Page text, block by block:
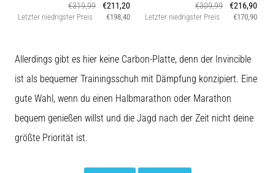
€319,99
€211,20
Letzter niedrigster Preis €198,40
€309,99
€216,90
Letzter niedrigster Preis €170,90
Allerdings gibt es hier keine Carbon-Platte, denn der Invincible
ist als bequemer Trainingsschuh mit Dämpfung konzipiert. Eine
gute Wahl, wenn du einen Halbmarathon oder Marathon
bequem genießen willst und die Jagd nach der Zeit nicht deine
größte Priorität ist.